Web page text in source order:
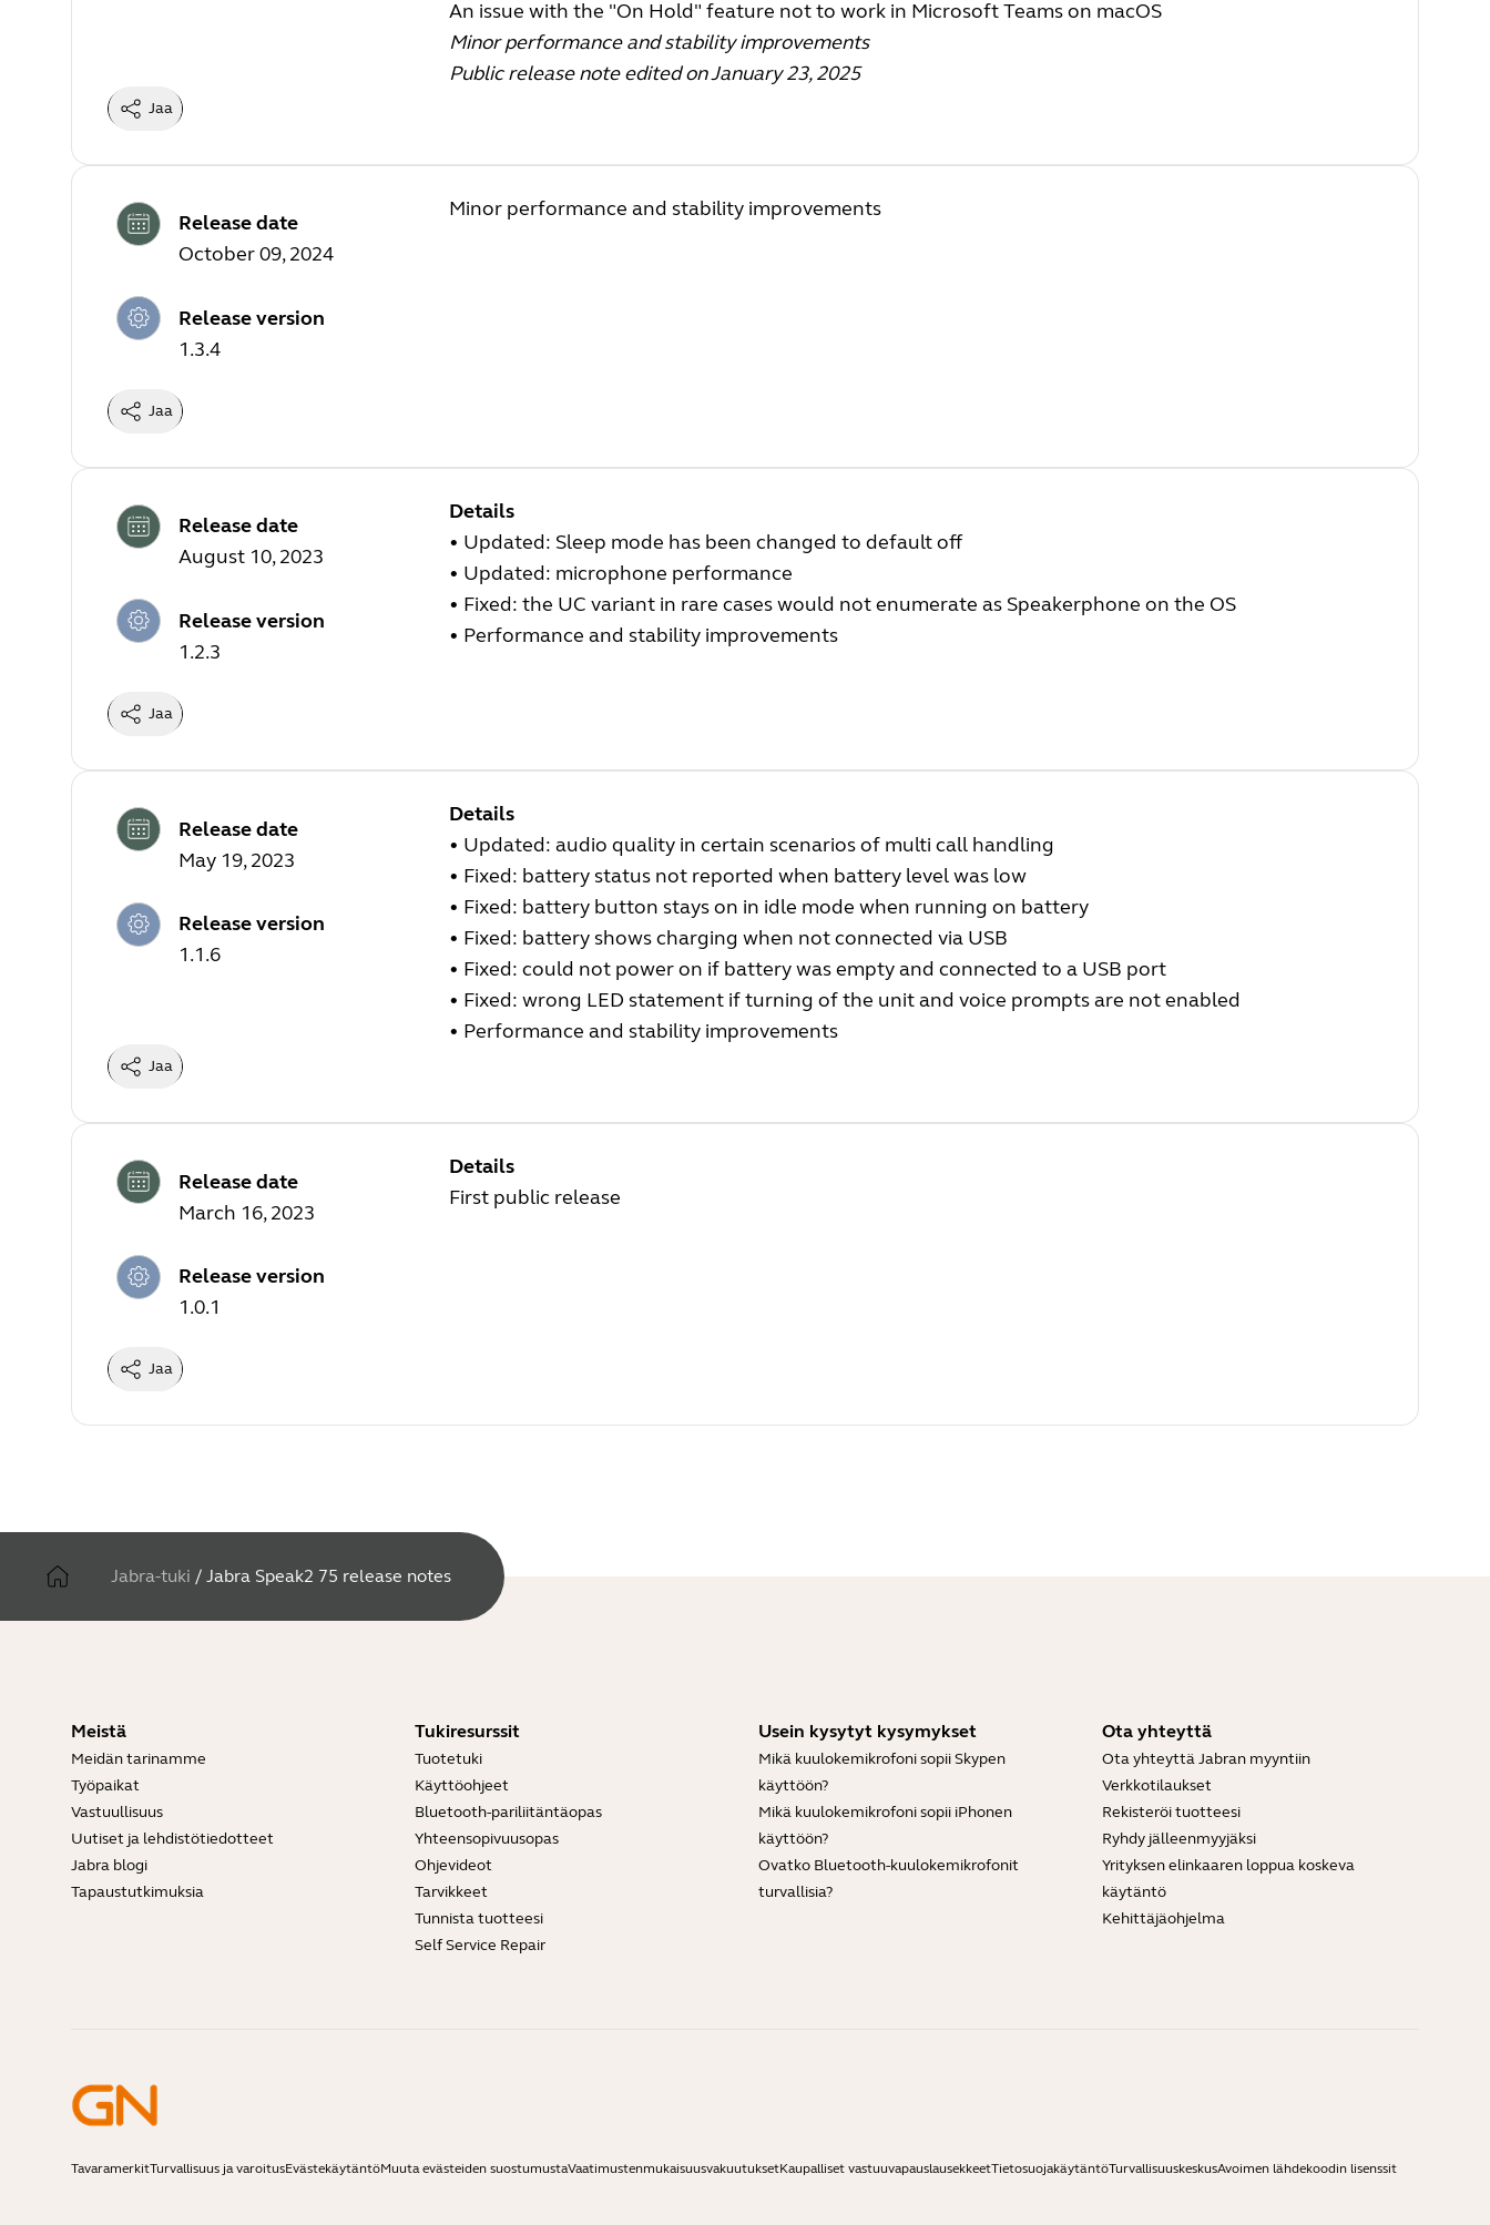
An issue with the "On Hold" feature not to work in Microsoft Teams on macOS
Minor performance and stability improvements
Public release note edited on January 23, 2025
Jaa
Release date
October 09, 2024
Release version
1.3.4
Minor performance and stability improvements
Jaa
Release date
August 10, 2023
Release version
1.2.3
Details
• Updated: Sleep mode has been changed to default off
• Updated: microphone performance
• Fixed: the UC variant in rare cases would not enumerate as Speakerphone on the OS
• Performance and stability improvements
Jaa
Release date
May 19, 2023
Release version
1.1.6
Details
• Updated: audio quality in certain scenarios of multi call handling
• Fixed: battery status not reported when battery level was low
• Fixed: battery button stays on in idle mode when running on battery
• Fixed: battery shows charging when not connected via USB
• Fixed: could not power on if battery was empty and connected to a USB port
• Fixed: wrong LED statement if turning of the unit and voice prompts are not enabled
• Performance and stability improvements
Jaa
Release date
March 16, 2023
Release version
1.0.1
Details
First public release
Jaa
Jabra-tuki / Jabra Speak2 75 release notes
Meistä
Meidän tarinamme
Työpaikat
Vastuullisuus
Uutiset ja lehdistötiedotteet
Jabra blogi
Tapaustutkimuksia
Tukiresurssit
Tuotetuki
Käyttöohjeet
Bluetooth-pariliitäntäopas
Yhteensopivuusopas
Ohjevideot
Tarvikkeet
Tunnista tuotteesi
Self Service Repair
Usein kysytyt kysymykset
Mikä kuulokemikrofoni sopii Skypen
käyttöön?
Mikä kuulokemikrofoni sopii iPhonen
käyttöön?
Ovatko Bluetooth-kuulokemikrofonit
turvallisia?
Ota yhteyttä
Ota yhteyttä Jabran myyntiin
Verkkotilaukset
Rekisteröi tuotteesi
Ryhdy jälleenmyyjäksi
Yrityksen elinkaaren loppua koskeva
käytäntö
Kehittäjäohjelma
TavaramerkitTurvallisuus ja varoitusEvästekäytäntöMuuta evästeiden suostumustaVaatimustenmukaisuusvakuutuksetKaupalliset vastuuvapauslausekkeetTietosuojakäytäntöTurvallisuuskeskusAvoimen lähdekoodin lisenssit